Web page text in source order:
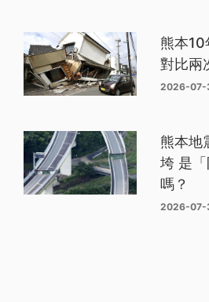
熊本10
對比兩
2026-07-
熊本地
垮 是
嗎？
2026-07-